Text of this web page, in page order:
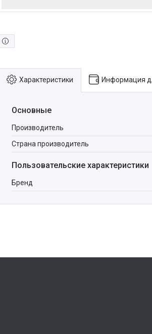
Характеристики Информация
Основные
Производитель
Страна производитель
Пользовательские характеристики
Бренд